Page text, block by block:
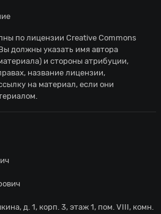
по лицензии Creative Commons
должны указать имя автора
и стороны атрибуции,
название лицензии,
на материал, если они
д. 1, корп. 3, этаж 1, пом. VIII, комн.